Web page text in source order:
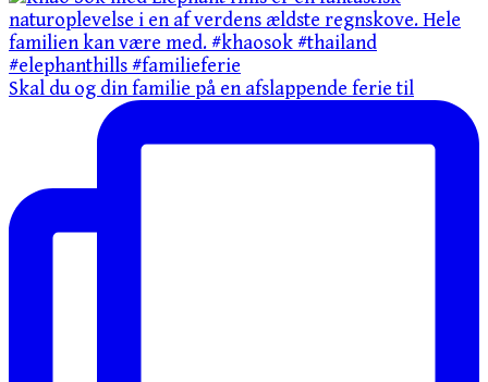
Skal du og din familie på en afslappende ferie til